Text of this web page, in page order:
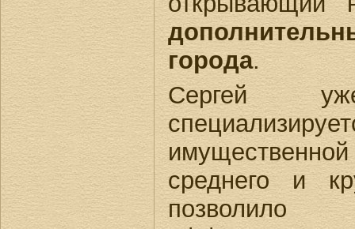
города.
Сергей
среднего и
позволило